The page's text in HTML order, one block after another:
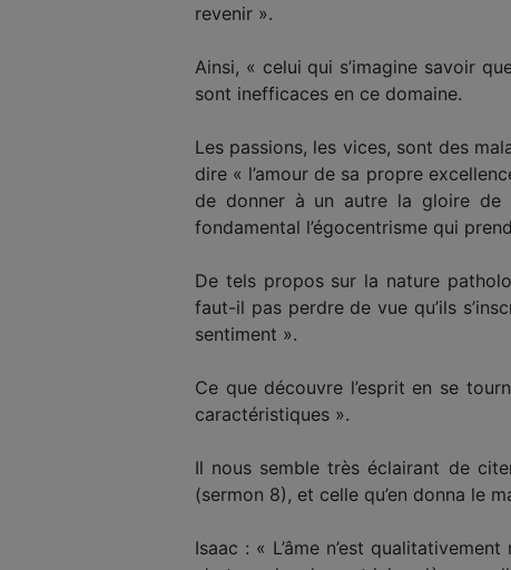
revenir ».
Ainsi, « celui qui s’imagine savoir
sont inefficaces en ce domaine.
Les passions, les vices, sont des
dire « l’amour de sa propre
de donner à un autre la gloire de
fondamental l’égocentrisme qui
De tels propos sur la nature
faut-il pas perdre de vue qu’ils
sentiment ».
Ce que découvre l’esprit en se
caractéristiques ».
Il nous semble très éclairant de
(sermon 8), et celle qu’en donna le
Isaac : « L’âme n’est